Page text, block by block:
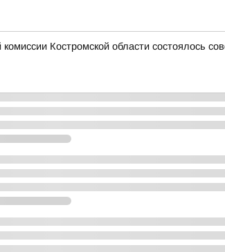
Костромской области состоялось